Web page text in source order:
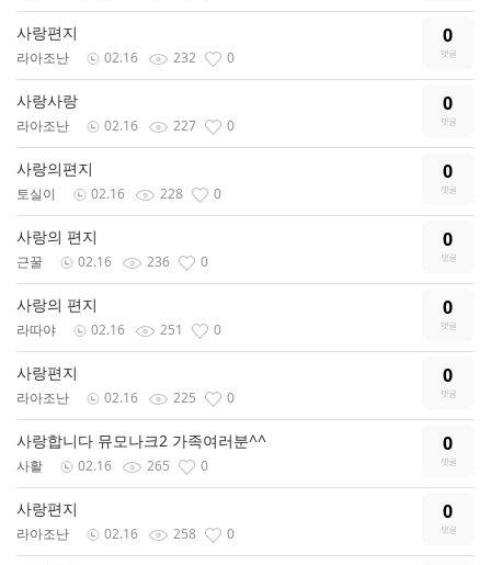
사랑편지 0
라아조난 02.16 232 0
사랑사랑 0
라아조난 02.16 227 0
사랑의편지 0
토실이 02.16 228 0
사랑의 편지 0
근꿀 02.16 236 0
사랑의 편지 0
라따야 02.16 251 0
사랑편지 0
라아조난 02.16 225 0
사랑합니다 뮤모나크2 가족여러분^^ 0
사활 02.16 265 0
사랑편지 0
라아조난 02.16 258 0